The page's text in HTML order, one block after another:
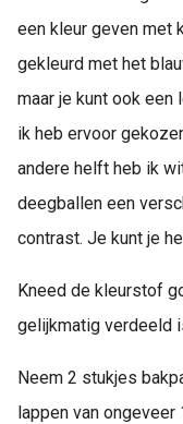
een kleur geven met
gekleurd met het
maar je kunt ook een
ik heb ervoor
andere helft heb ik
deegballen een
contrast. Je kunt je
Kneed de kleurstof
gelijkmatig verdeeld
Neem 2 stukjes
lappen van ongeveer